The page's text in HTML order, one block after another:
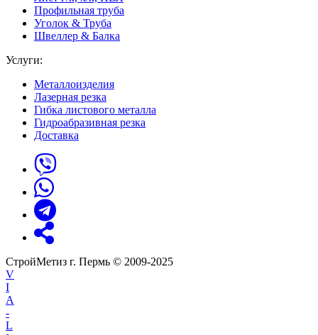
Профильная труба
Уголок & Труба
Швеллер & Балка
Услуги:
Металлоизделия
Лазерная резка
Гибка листового металла
Гидроабразивная резка
Доставка
СтройМетиз г. Пермь © 2009-2025
V
I
A
-
L